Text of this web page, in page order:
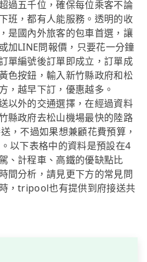
過五千位，確保每位乘客不論
班，都有人能服務。透明的收
是國內外旅客的包車首選，讓
加LINE問報價，只要花一分鐘
單編號後訂單即成立，訂單成
色按鈕，輸入新竹縣政府和松
，越早下訂，優惠越多。
以外的交通選擇，在經過資料
縣政府去松山機場最快的陸路
，不過如果想兼顧花費預算，
以下表格中的資料是預設在4
、計程車、高鐵的優缺點比
間分析，請見更下方的常見問
，tripool也有提供到府接送共